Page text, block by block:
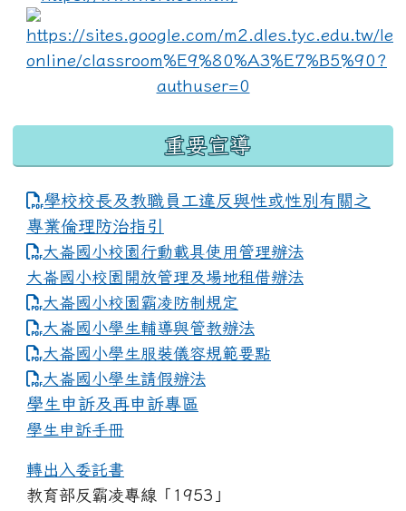
重要宣導
學校校長及教職員工違反與性或性別有關之
專業倫理防治指引
大崙國小校園行動載具使用管理辦法
大崙國小校園開放管理及場地租借辦法
大崙國小校園霸凌防制規定
大崙國小學生輔導與管教辦法
大崙國小學生服裝儀容規範要點
link to https://www.dles.tyc.edu.tw/uploads/
大崙國小學生請假辦法
學生申訴及再申訴專區
學生申訴手冊
轉出入委託書
教育部反霸凌專線「1953」